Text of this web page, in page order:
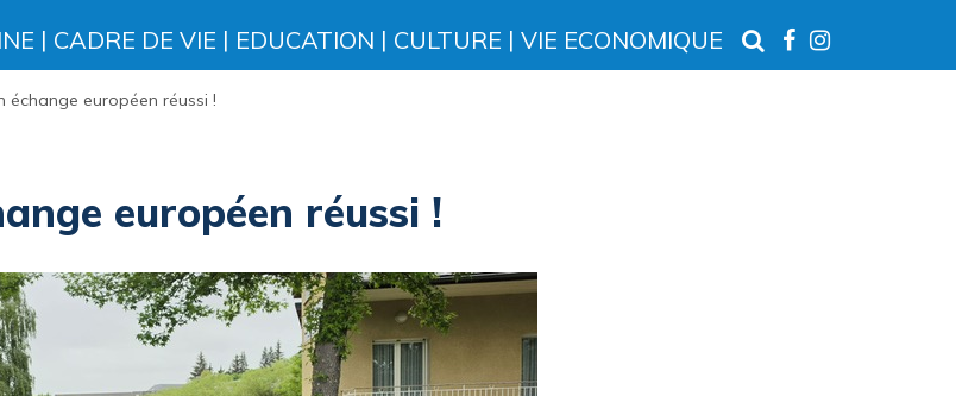
CADRE DE VIE EDUCATION CULTURE VIE ECONOMIQUE RECHERCHE
LIEN
VERSVERS
échange européen réussi !
européen réussi !